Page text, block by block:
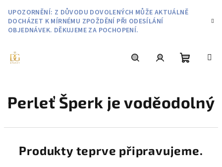
obsah
UPOZORNĚNÍ: Z DŮVODU DOVOLENÝCH MŮŽE AKTUÁLNĚ
DOCHÁZET K MÍRNÉMU ZPOŽDĚNÍ PŘI ODESÍLÁNÍ
OBJEDNÁVEK. DĚKUJEME ZA POCHOPENÍ.
košík
Perleť Šperk je voděodolný
Produkty teprve připravujeme.